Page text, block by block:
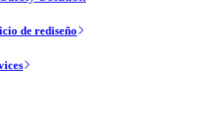
de rediseño